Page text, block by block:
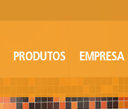
PRODUTOS EMPRESA